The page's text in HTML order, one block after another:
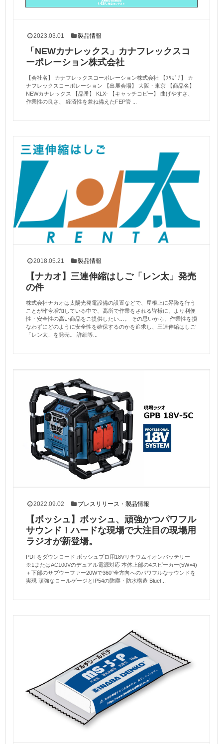
2023.03.01 製品情報
「NEWカナレックス」カナフレックスコ
ーポレーション株式会社
【会社名】 カナフレックスコーポレーション株式会社 【ﾌﾘｶﾞﾅ】 カ
ナフレックスコーポレーション 【出展会場】 大阪・東京 【商品名】
NEWカナレックス 【品番】 KLX- 【キャッチコピー】 曲げやすさ、
作業性の良さ、 経済性を兼ね備えたFEP管 ...
2018.05.21 製品情報
【ナカオ】三連伸縮はしご「レン太」発売
の件
株式会社ナカオは太陽光発電設備の設置などで、屋根上に昇降を行う
ことが昨今増加している中で、高所で作業をされる皆様に、より利便
性・安全性の高い商品をご提供したい…。 その思いから、作業性を損
なわずにどのように安全性を確保するのかを追求し、三連伸縮はしご
「レン太」を発売。 詳細等...
2022.09.02 プレスリリース ・製品情報
【ボッシュ】ボッシュ、頑強かつパワフル
サウンド！ハードな現場で大注目の現場用
ラジオが新登場。
PDFをダウンロード ボッシュプロ用18Vリチウムイオンバッテリー
※1またはAC100Vのデュアル電源対応 本体上部の4スピーカー(5W×4)
＋下部のサブウーファー20Wで360°全方向へのパワフルなサウンドを
実現 頑強なロールゲージとIP54の防塵・防水構造 Bluet...